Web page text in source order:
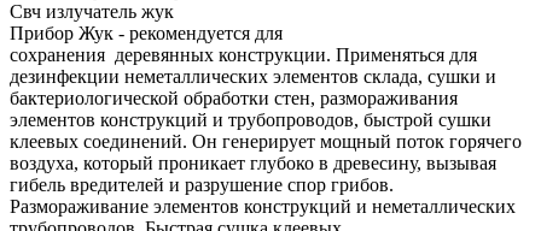
Свч излучатель жук
Прибор Жук - рекомендуется для
сохранения деревянных конструкции. Применяться для
дезинфекции неметаллических элементов склада, сушки и
бактериологической обработки стен, размораживания
элементов конструкций и трубопроводов, быстрой сушки
клеевых соединений. Он генерирует мощный поток горячего
воздуха, который проникает глубоко в древесину, вызывая
гибель вредителей и разрушение спор грибов.
Размораживание элементов конструкций и неметаллических